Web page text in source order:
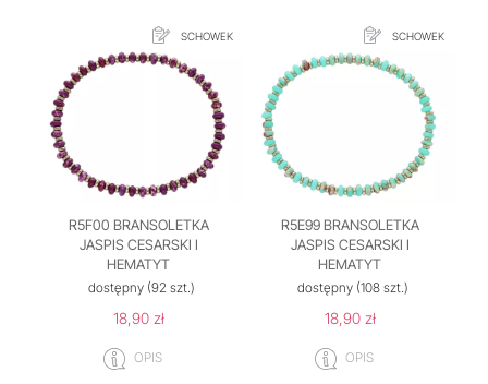
SCHOWEK
R5F00 BRANSOLETKA
JASPIS CESARSKI I
HEMATYT
dostępny(92 szt.)
18,90 zł
OPIS
SCHOWEK
R5E99 BRANSOLETKA
JASPIS CESARSKI I
HEMATYT
dostępny(108 szt.)
18,90 zł
OPIS